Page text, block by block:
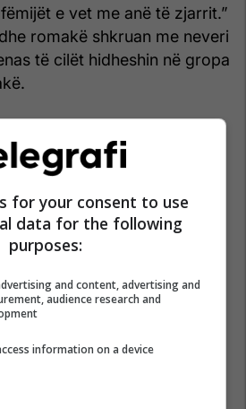
e vet me anë të zjarrit.”
romakë shkruan me neveri
të cilët hidheshin në gropa
for your consent to use
data for the following
purposes:
and content, advertising and
audience research and
information on a device